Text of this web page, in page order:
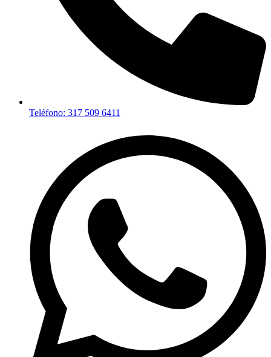
Teléfono: 317 509 6411